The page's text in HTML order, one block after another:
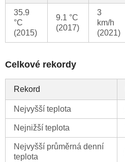
35.9
°C
(2015)
9.1 °C
(2017)
3
km/h
(2021)
Celkové rekordy
Rekord
Nejvyšší teplota
Nejnižší teplota
Nejvyšší průměrná denní
teplota